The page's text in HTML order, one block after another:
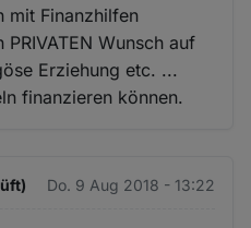
mit Finanzhilfen
Wunsch auf
Erziehung etc. ...
finanzieren können.
Do. 9 Aug 2018 - 13:22